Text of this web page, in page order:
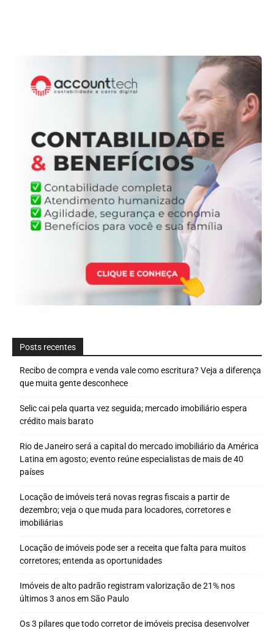
Posts recentes
Recibo de compra e venda vale como escritura? Veja a diferença
que muita gente desconhece
Selic cai pela quarta vez seguida; mercado imobiliário espera
crédito mais barato
Rio de Janeiro será a capital do mercado imobiliário da América
Latina em agosto; evento reúne especialistas de mais de 40
países
Locação de imóveis terá novas regras fiscais a partir de
dezembro; veja o que muda para locadores, corretores e
imobiliárias
Locação de imóveis pode ser a receita que falta para muitos
corretores; entenda as oportunidades
Imóveis de alto padrão registram valorização de 21% nos
últimos 3 anos em São Paulo
Os 3 pilares que todo corretor de imóveis precisa desenvolver